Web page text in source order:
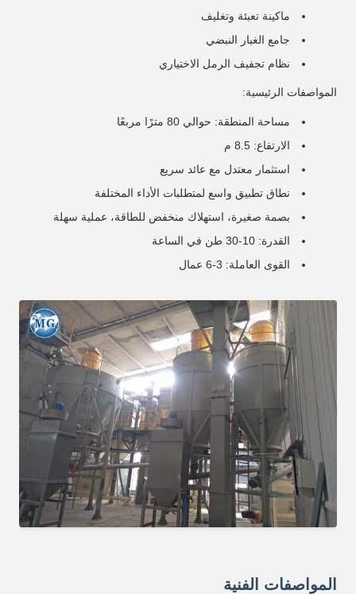
ماكينة تعبئة وتغليف
جامع الغبار النبضي
نظام تجفيف الرمل الاختياري
المواصفات الرئيسية:
مساحة المنطقة: حوالي 80 مترًا مربعًا
الارتفاع: 8.5 م
استثمار معتدل مع عائد سريع
نطاق تطبيق واسع لمتطلبات الأداء المختلفة
بصمة صغيرة، استهلاك منخفض للطاقة، عملية سهلة
القدرة: 10-30 طن في الساعة
القوى العاملة: 3-6 عمال
المواصفات الفنية